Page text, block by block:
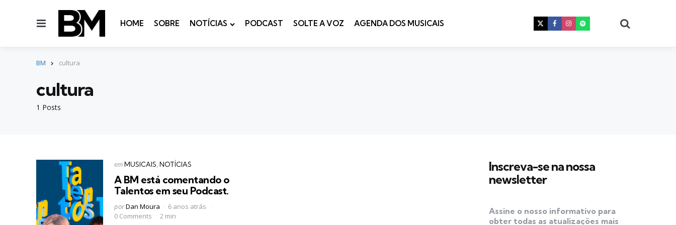
Menu HOME SOBRE NOTÍCIAS PODCAST SOLTE A VOZ AGENDA DOS MUSICAIS
BM cultura
1 Posts
cultura
Categorias
Postado
em MUSICAIS NOTÍCIAS
A BM está comentando o
Talentos em seu Podcast.
Postado
por
porDan Moura
6 anos atrás
0 Comments
2 min
Inscreva-se na nossa
newsletter
Assine o nosso informativo para
obter todas as atualizações mais